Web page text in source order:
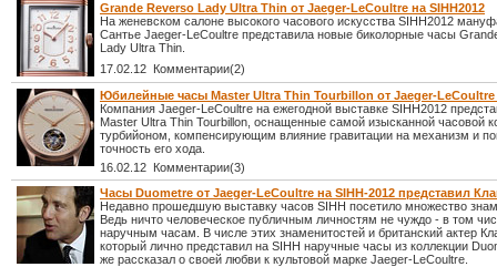
Grande Reverso Lady Ultra Thin от Jaeger-LeCoultre на SIHH2012
На женевском салоне высокого часового искусства SIHH2012
Сантье Jaeger-LeCoultre представила новые биколорные часы
Lady Ultra Thin.
17.02.12 Комментарии(2)
Юбилейные часы Master Ultra Thin Tourbillon от Jaeger-LeCoultre
Компания Jaeger-LeCoultre на ежегодной выставке SIHH2012
Master Ultra Thin Tourbillon, оснащенные самой изысканной часовой
турбийоном, компенсирующим влияние гравитации на механизм и
точность его хода.
16.02.12 Комментарии(3)
Часы Duometre от Jaeger-LeCoultre на SIHH-2012 представил
Недавно прошедшую выставку часов SIHH посетило множество
Ведь ничто человеческое публичным личностям не чуждо - в том
наручным часам. В числе этих знаменитостей и британский актер
который лично представил на SIHH наручные часы из коллекции
же рассказал о своей любви к культовой марке Jaeger-LeCoultre.